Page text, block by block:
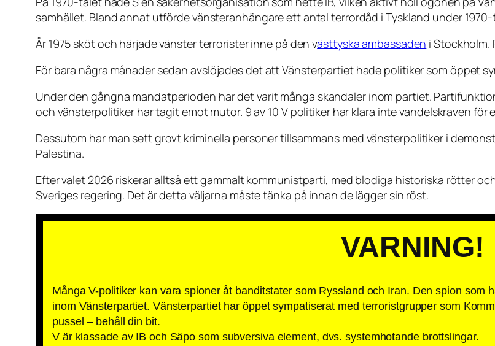
samhället. Bland annat utförde vänsteranhängare ett antal terrordåd i Tyskland under
År 1975 sköt och härjade vänster terrorister inne på den västtyska ambassaden i Stockholm.
För bara några månader sedan avslöjades det att Vänsterpartiet hade politiker som öppet
Under den gångna mandatperioden har det varit många skandaler inom partiet.
och vänsterpolitiker har tagit emot mutor. 9 av 10 V politiker har klara inte vandelskraven för
Dessutom har man sett grovt kriminella personer tillsammans med vänsterpolitiker i
Palestina.
Efter valet 2026 riskerar alltså ett gammalt kommunistparti, med blodiga historiska rötter
Sveriges regering. Det är detta väljarna måste tänka på innan de lägger sin röst.
VARNING!
Många V-politiker kan vara spioner åt banditstater som Ryssland och Iran. Den spion som
inom Vänsterpartiet. Vänsterpartiet har öppet sympatiserat med terroristgrupper som
pussel – behåll din bit.
V är klassade av IB och Säpo som subversiva element, dvs. systemhotande brottslingar.